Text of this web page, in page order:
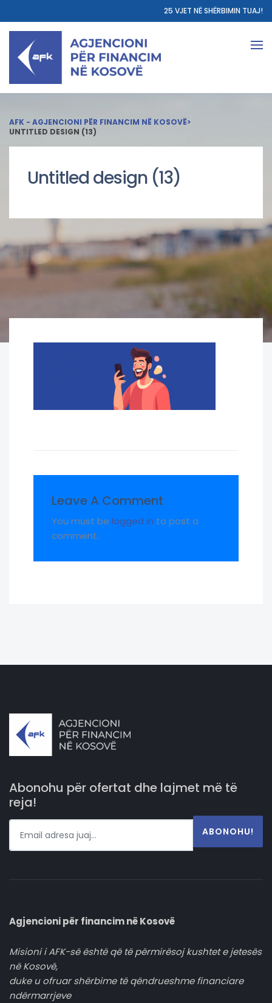
25 VJET NË SHËRBIMIN TUAJ!
AFK - AGJENCIONI PËR FINANCIM NË KOSOVË>
UNTITLED DESIGN (13)
Untitled design (13)
Leave A Comment
You must be logged in to post a
comment.
Abonohu për ofertat dhe lajmet më të
reja!
ABONOHU!
Agjencioni për financim në Kosovë
Misioni i AFK-së është që të përmirësoj kushtet e jetesës
në Kosovë,
duke u ofruar shërbime të qëndrueshme financiare
ndërmarrjeve